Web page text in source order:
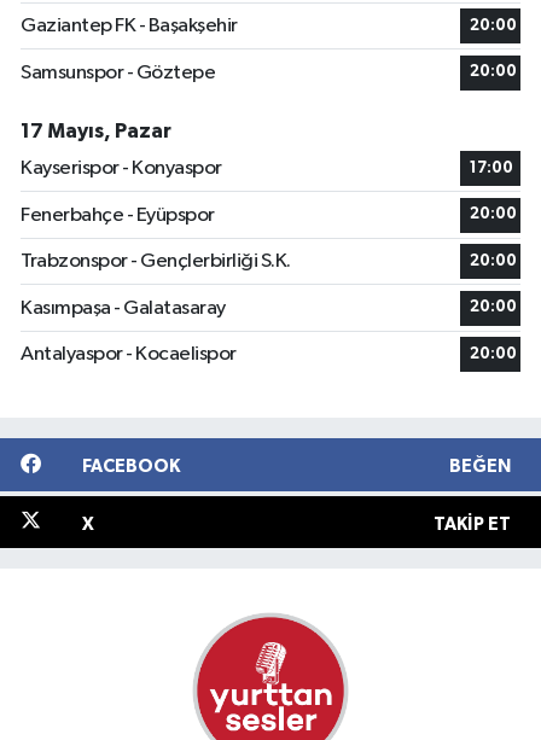
Gaziantep FK - Başakşehir 20:00
Samsunspor - Göztepe 20:00
17 Mayıs, Pazar
Kayserispor - Konyaspor
17:00
Fenerbahçe - Eyüpspor 20:00
Trabzonspor - Gençlerbirliği S.K. 20:00
Kasımpaşa - Galatasaray 20:00
Antalyaspor - Kocaelispor 20:00
FACEBOOK BEĞEN
X TAKIP ET